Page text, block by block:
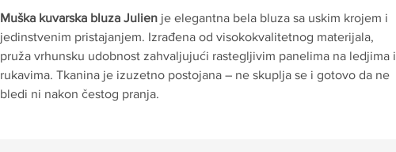
Muška kuvarska bluza Julien je elegantna bela bluza sa uskim krojem i
jedinstvenim pristajanjem. Izrađena od visokokvalitetnog materijala,
pruža vrhunsku udobnost zahvaljujući rastegljivim panelima na ledjima i
rukavima. Tkanina je izuzetno postojana – ne skuplja se i gotovo da ne
bledi ni nakon čestog pranja.